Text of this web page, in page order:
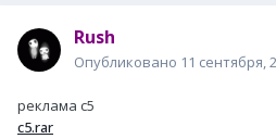
Rush
Опубликовано 11 сентября,
реклама с5
c5.rar